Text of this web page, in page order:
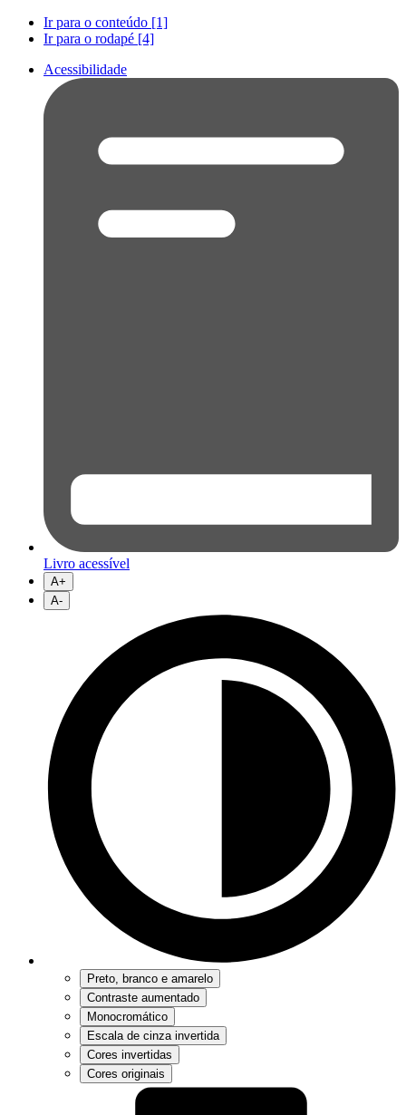
Ir para o conteúdo [1]
Ir para o rodapé [4]
Acessibilidade
Livro acessível
A+
A-
Preto, branco e amarelo
Contraste aumentado
Monocromático
Escala de cinza invertida
Cores invertidas
Cores originais